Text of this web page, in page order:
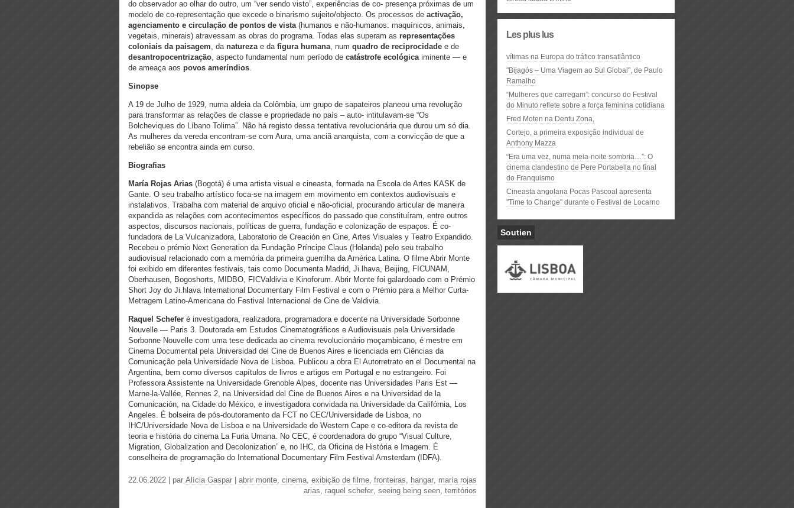
do observador ao olhar do outro, um “ver sendo visto”, experiências de co- presença próximas de um
modelo de co-representação que excede o binarismo sujeito/objecto. Os processos de activação,
agenciamento e circulação de pontos de vista(humanos e não-humanos: maquínicos, animais,
vegetais, minerais) atravessam as obras do programa. Todas elas superam as representações
coloniais da paisagem, da naturezae da figura humana, num quadro de reciprocidade e de
desantropocentrização, aspecto fundamental num período de catástrofe ecológicaiminente — e
de ameaça aos povos ameríndios.
Sinopse
A 19 de Julho de 1929, numa aldeia da Colômbia, um grupo de sapateiros planeou uma revolução
para transformar as relações de classe e propriedade no país – auto- intitulavam-se “Os
Bolcheviques do Líbano Tolima”. Não há registo dessa tentativa revolucionária que durou um só dia.
As mulheres da vereda encontram-se com Aura, uma anciã anarquista, com a convicção de que a
rebelião se encontra ainda em curso.
Biografias
María Rojas Arias (Bogotá) é uma artista visual e cineasta, formada na Escola de Artes KASK de
Gante. O seu trabalho artístico foca-se na imagem em movimento em contextos audiovisuais e
instalativos. Trabalha com material de arquivo oficial e não-oficial, procurando articular de maneira
expandida as relações com acontecimentos específicos do passado que constituíram, entre outros
aspectos, discursos nacionais, políticas de guerra, fundação e colonização de espaços. É co-
fundadora de La Vulcanizadora, Laboratorio de Creación en Cine, Artes Visuales y Teatro Expandido.
Recebeu o prémio Next Generation da Fundação Príncipe Claus (Holanda) pelo seu trabalho
audiovisual relacionado com a memória da primeira guerrilha da América Latina. O filme Abrir Monte
foi exibido em diferentes festivais, tais como Documenta Madrid, Ji.lhava, Beijing, FICUNAM,
Oberhausen, Bogoshorts, MIDBO, FICValdivia e Kinoforum. Abrir Monte foi galardoado com o Prémio
Short Joy do Ji.hlava International Documentary Film Festival e com o Prémio para a Melhor Curta-
Metragem Latino-Americana do Festival Internacional de Cine de Valdivia.
Raquel Schefer é investigadora, realizadora, programadora e docente na Universidade Sorbonne
Nouvelle — Paris 3. Doutorada em Estudos Cinematográficos e Audiovisuais pela Universidade
Sorbonne Nouvelle com uma tese dedicada ao cinema revolucionário moçambicano, é mestre em
Cinema Documental pela Universidad del Cine de Buenos Aires e licenciada em Ciências da
Comunicação pela Universidade Nova de Lisboa. Publicou a obra El Autorretrato en el Documental na
Argentina, bem como diversos capítulos de livros e artigos em Portugal e no estrangeiro. Foi
Professora Assistente na Universidade Grenoble Alpes, docente nas Universidades Paris Est —
Marne-la-Vallée, Rennes 2, na Universidad del Cine de Buenos Aires e na Universidad de la
Comunicación, na Cidade do México, e investigadora convidada na Universidade da Califórnia, Los
Angeles. É bolseira de pós-doutoramento da FCT no CEC/Universidade de Lisboa, no
IHC/Universidade Nova de Lisboa e na Universidade do Western Cape e co-editora da revista de
teoria e história do cinema La Furia Umana. No CEC, é coordenadora do grupo “Visual Culture,
Migration, Globalization and Decolonization” e, no IHC, da Oficina de História e Imagem. É
conselheira de programação do International Documentary Film Festival Amsterdam (IDFA).
22.06.2022 | par Alícia Gaspar abrir monte, cinema, exibição de filme, fronteiras, hangar, maría rojas
arias, raquel schefer, seeing being seen, territórios
Les plus lus
vítimas na Europa do tráfico transatlântico
"Bijagós – Uma Viagem ao Sul Global", de Paulo
Ramalho
“Mulheres que carregam”: concurso do Festival
do Minuto reflete sobre a força feminina cotidiana
Fred Moten na Dentu Zona,
Cortejo, a primeira exposição individual de
Anthony Mazza
“Era uma vez, numa meia-noite sombria…”: O
cinema clandestino de Pere Portabella no final
do Franquismo
Cineasta angolana Pocas Pascoal apresenta
"Time to Change" durante o Festival de Locarno
Soutien